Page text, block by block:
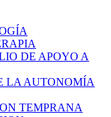
DE APOYO A
AUTONOMÍA
TEMPRANA